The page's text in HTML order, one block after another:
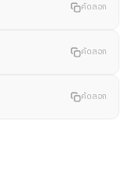
คัดลอก
คัดลอก
คัดลอก